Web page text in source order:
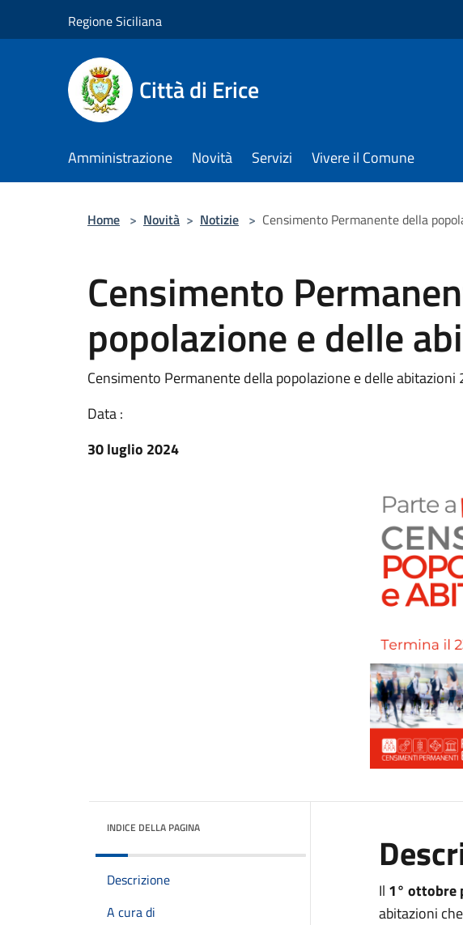
Regione Siciliana
Città di Erice
Amministrazione Novità Servizi Vivere il Comune
Home > Novità > Notizie > Censimento Permanente della
Censimento
popolazione e delle
Censimento Permanente della popolazione e delle abitazioni
Data :
30 luglio 2024
INDICE DELLA PAGINA
Descrizione
A cura di
Il 1° ottobre
abitazioni